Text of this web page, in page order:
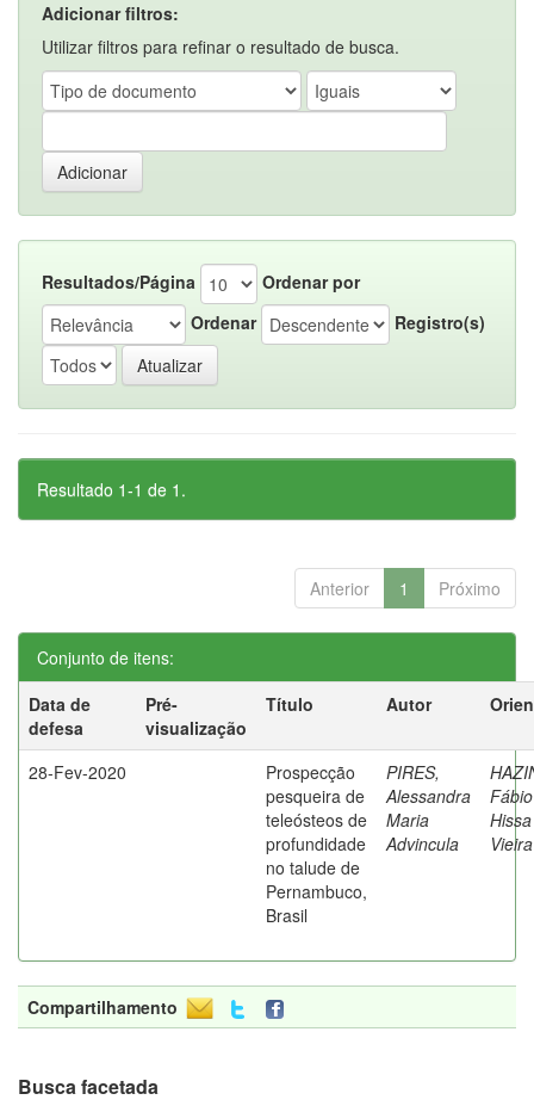
Adicionar filtros:
Utilizar filtros para refinar o resultado de busca.
Resultados/Página
Ordenar por
Ordenar
Registro(s)
Resultado 1-1 de 1.
Anterior 1 Próximo
Conjunto de itens:
Data de
defesa
Pré-
visualização
Título Autor
28-Fev-2020
Prospecção
pesqueira de
teleósteos de
profundidade
no talude de
Pernambuco,
Brasil
PIRES,
Alessandra
Maria
Advincula
Fábio
Hissa
Vieira
Compartilhamento
Busca facetada